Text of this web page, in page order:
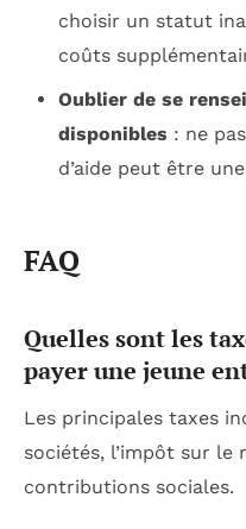
choisir un statut
coûts
Oublier de se
disponibles : ne
d’aide peut être
FAQ
Quelles sont les
payer une jeune
Les principales taxes
sociétés, l’impôt sur le
contributions sociales.